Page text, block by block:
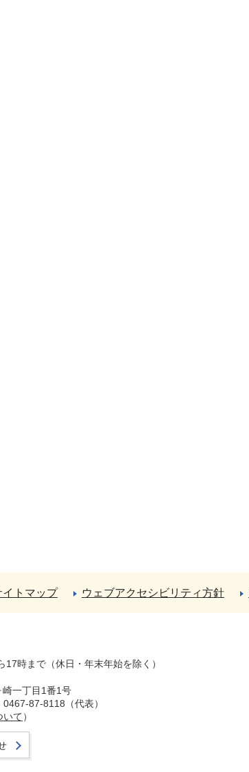
イトマップ ウェブアクセシビリティ方針
時まで（休日・年末年始を除く）
一丁目1番1号
0467-87-8118（代表）
いて）